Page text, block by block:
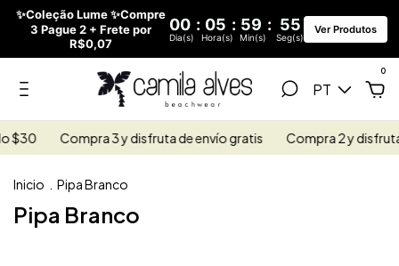
✨Coleção Lume ✨Compre
3 Pague 2 + Frete por
R$0,07
00 : 05 : 59 : 55
Dia(s) Hora(s) Min(s) Seg(s)
Ver Produtos
PT
0
$30 Compra 3 y disfruta de envío gratis Compra 2 y
Inicio Pipa Branco
Pipa Branco